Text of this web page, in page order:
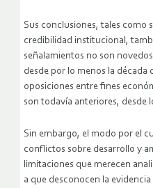
Sus conclusiones, tales como
credibilidad institucional,
señalamientos no son
desde por lo menos la década
oposiciones entre fines
son todavía anteriores, desde
Sin embargo, el modo por el
conflictos sobre desarrollo y
limitaciones que merecen
a que desconocen la